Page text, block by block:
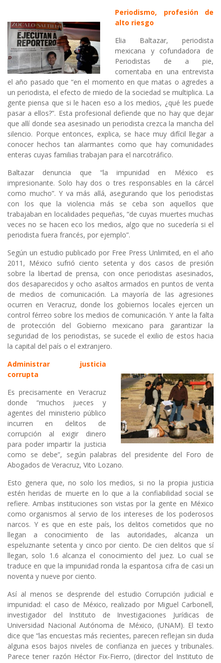
Periodismo, profesión de
alto riesgo
Elia Baltazar, periodista
mexicana y cofundadora de
Periodistas de a pie,
comentaba en una entrevista
el año pasado que “en el momento en que matas o agredes a
un periodista, el efecto de miedo de la sociedad se multiplica. La
gente piensa que si le hacen eso a los medios, ¿qué les puede
pasar a ellos?”. Esta profesional defiende que no hay que dejar
que allí donde sea asesinado un periodista crezca la mancha del
silencio. Porque entonces, explica, se hace muy difícil llegar a
conocer hechos tan alarmantes como que hay comunidades
enteras cuyas familias trabajan para el narcotráfico.
Baltazar denuncia que “la impunidad en México es
impresionante. Solo hay dos o tres responsables en la cárcel
como mucho”. Y va más allá, asegurando que los periodistas
con los que la violencia más se ceba son aquellos que
trabajaban en localidades pequeñas, “de cuyas muertes muchas
veces no se hacen eco los medios, algo que no sucedería si el
periodista fuera francés, por ejemplo”.
Según un estudio publicado por Free Press Unlimited, en el año
2011, México sufrió ciento setenta y dos casos de presión
sobre la libertad de prensa, con once periodistas asesinados,
dos desaparecidos y ocho asaltos armados en puntos de venta
de medios de comunicación. La mayoría de las agresiones
ocurren en Veracruz, donde los gobiernos locales ejercen un
control férreo sobre los medios de comunicación. Y ante la falta
de protección del Gobierno mexicano para garantizar la
seguridad de los periodistas, se sucede el exilio de estos hacia
la capital del país o el extranjero.
Administrar justicia
corrupta
Es precisamente en Veracruz
donde “muchos jueces y
agentes del ministerio público
incurren en delitos de
corrupción al exigir dinero
para poder impartir la justicia
como se debe”, según palabras del presidente del Foro de
Abogados de Veracruz, Vito Lozano.
Esto genera que, no solo los medios, si no la propia justicia
estén heridas de muerte en lo que a la confiabilidad social se
refiere. Ambas instituciones son vistas por la gente en México
como organismos al servio de los intereses de los poderosos
narcos. Y es que en este país, los delitos cometidos que no
llegan a conocimiento de las autoridades, alcanza un
espeluznante setenta y cinco por ciento. De cien delitos que sí
llegan, solo 1.6 alcanza el conocimiento del juez. Lo cual se
traduce en que la impunidad ronda la espantosa cifra de casi un
noventa y nueve por ciento.
Así al menos se desprende del estudio Corrupción judicial e
impunidad: el caso de México, realizado por Miguel Carbonell,
investigador del Instituto de Investigaciones Jurídicas de
Universidad Nacional Autónoma de México, (UNAM). El texto
dice que “las encuestas más recientes, parecen reflejan sin duda
alguna esos bajos niveles de confianza en jueces y tribunales.
Parece tener razón Héctor Fix-Fierro, (director del Instituto de